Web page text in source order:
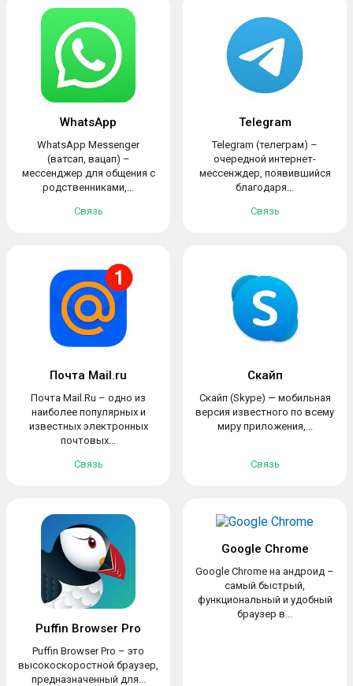
WhatsApp
WhatsApp Messenger
(ватсап, вацап) –
мессенджер для общения с
родственниками,...
Связь
Telegram
Telegram (телеграм) –
очередной интернет-
мессенждер, появившийся
благодаря...
Связь
Почта Mail.ru
Почта Mail.Ru – одно из
наиболее популярных и
известных электронных
почтовых...
Связь
Скайп
Скайп (Skype) — мобильная
версия известного по всему
миру приложения,...
Связь
Puffin Browser Pro
Puffin Browser Pro – это
высокоскоростной браузер,
предназначенный для...
Google Chrome
Google Chrome на андроид –
самый быстрый,
функциональный и удобный
браузер в...